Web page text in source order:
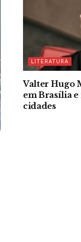
LITERATURA
Valter Hugo
em Brasília
cidades